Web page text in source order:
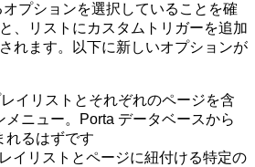
オプションを選択していることを確
、リストにカスタムトリガーを追加
れます。以下に新しいオプションが
イリストとそれぞれのページを含
メニュー。Porta データベースから
れるはずです
イリストとページに紐付ける特定の